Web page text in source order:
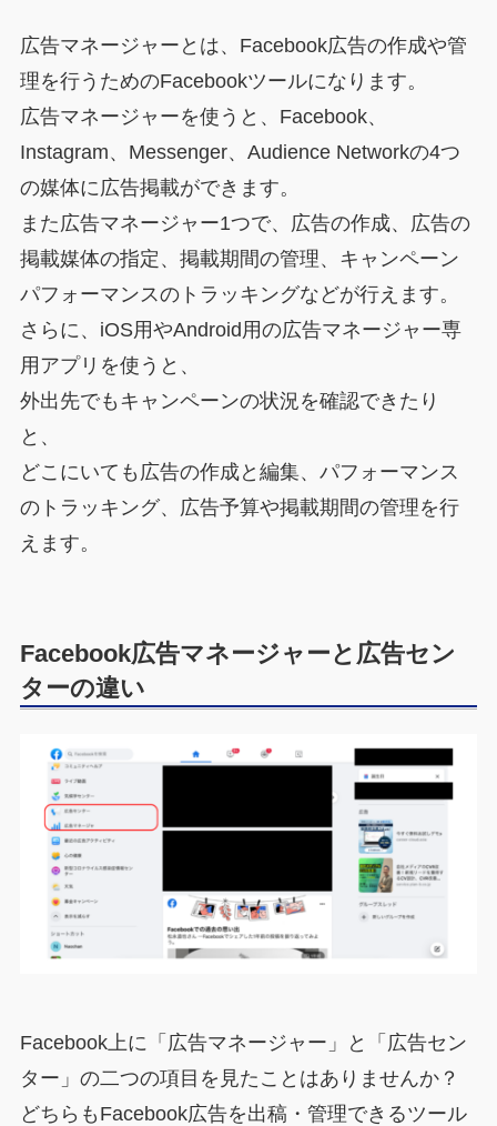
広告マネージャーとは、Facebook広告の作成や管
理を行うためのFacebookツールになります。
広告マネージャーを使うと、Facebook、
Instagram、Messenger、Audience Networkの4つ
の媒体に広告掲載ができます。
また広告マネージャー1つで、広告の作成、広告の
掲載媒体の指定、掲載期間の管理、キャンペーン
パフォーマンスのトラッキングなどが行えます。
さらに、iOS用やAndroid用の広告マネージャー専
用アプリを使うと、
外出先でもキャンペーンの状況を確認できたり
と、
どこにいても広告の作成と編集、パフォーマンス
のトラッキング、広告予算や掲載期間の管理を行
えます。
Facebook広告マネージャーと広告セン
ターの違い
Facebook上に「広告マネージャー」と「広告セン
ター」の二つの項目を見たことはありませんか？
どちらもFacebook広告を出稿・管理できるツール